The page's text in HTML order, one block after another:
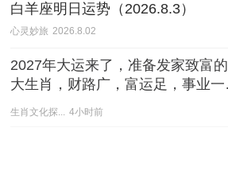
白羊座明日运势（2026.8.3）
心灵妙旅 2026.8.02
2027年大运来了，准备发家致富
大生肖，财路广，富运足，事业一
生肖文化探... 4小时前